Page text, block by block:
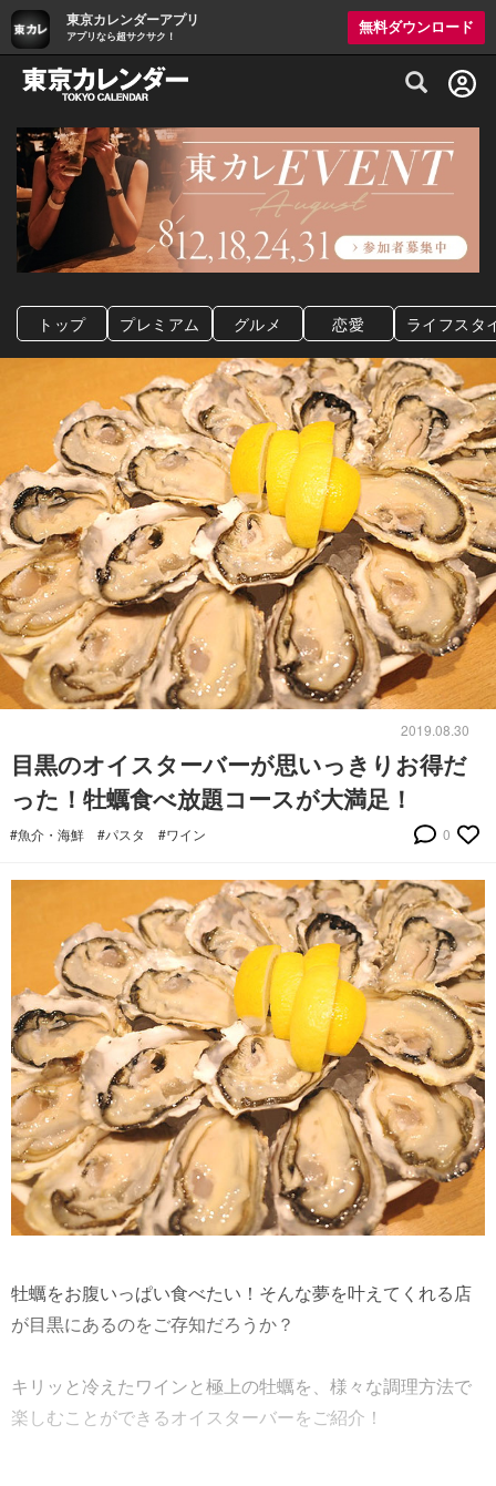
東京カレンダーアプリ
アプリなら超サクサク！
無料ダウンロード
グルメ情報・プレミアムレストラン予約
トップ プレミアム グルメ 恋愛 ライフスタ
2019.08.30
目黒のオイスターバーが思いっきりお得だ
った！牡蠣食べ放題コースが大満足！
#魚介・海鮮 #パスタ #ワイン 0
牡蠣をお腹いっぱい食べたい！そんな夢を叶えてくれる店
が目黒にあるのをご存知だろうか？
キリッと冷えたワインと極上の牡蠣を、様々な調理方法で
楽しむことができるオイスターバーをご紹介！